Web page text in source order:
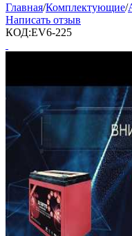
Главная/Комплектующие/
Написать отзыв
КОД:EV6-225